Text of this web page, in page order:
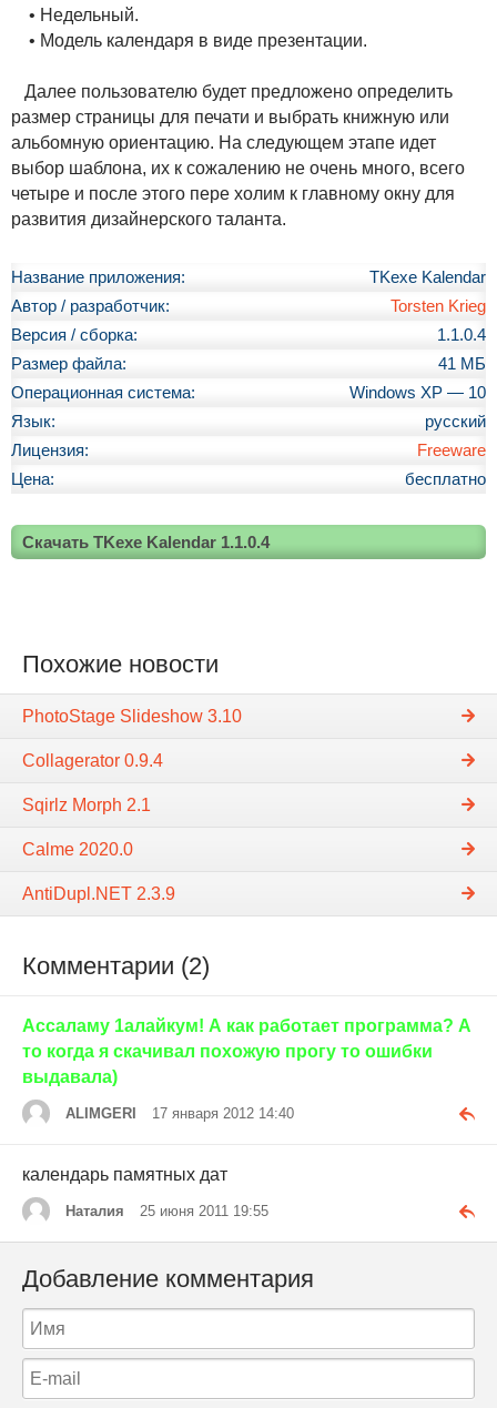
• Недельный.
• Модель календаря в виде презентации.
Далее пользователю будет предложено определить
размер страницы для печати и выбрать книжную или
альбомную ориентацию. На следующем этапе идет
выбор шаблона, их к сожалению не очень много, всего
четыре и после этого пере холим к главному окну для
развития дизайнерского таланта.
Название приложения:
TKexe Kalendar
Автор / разработчик:
Torsten Krieg
Версия / сборка:
1.1.0.4
Размер файла:
41 МБ
Операционная система:
Windows XP — 10
Язык:
русский
Лицензия:
Freeware
Цена:
бесплатно
Скачать TKexe Kalendar 1.1.0.4
Похожие новости
PhotoStage Slideshow 3.10
Collagerator 0.9.4
Sqirlz Morph 2.1
Calme 2020.0
AntiDupl.NET 2.3.9
Комментарии (2)
Ассаламу 1алайкум! А как работает программа? А
то когда я скачивал похожую прогу то ошибки
выдавала)
ALIMGERI 17 января 2012 14:40
календарь памятных дат
Наталия 25 июня 2011 19:55
Добавление комментария